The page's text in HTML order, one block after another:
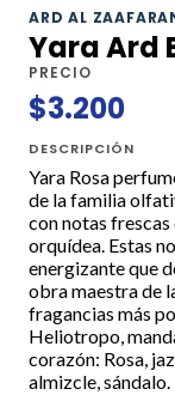
ARD AL
Yara Ard
PRECIO
$3.200
DESCRIPCIÓN
Yara Rosa
de la familia
con notas
orquídea. Estas
energizante que
obra maestra de
fragancias más
Heliotropo,
corazón: Rosa,
almizcle, sándalo.